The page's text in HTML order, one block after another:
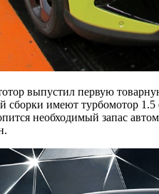
выпустил первую
имеют турбомотор 1.5
необходимый запас